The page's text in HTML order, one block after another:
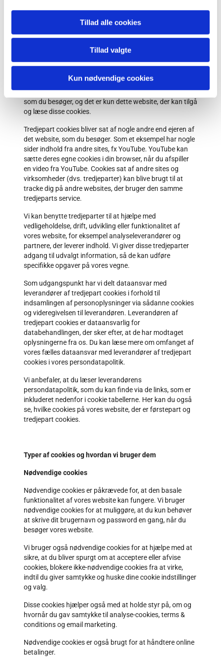
Tillad alle cookies
Tillad valgte
Kun nødvendige cookies
den tidshorisont, der er angivet i cookien. Du kan se det
specifikke udløbstidspunkt for hver permanent cookie
Hvad er forskellen mellem første- og tredjepart
Førstepart cookies er cookies, som bliver sat af websitet,
som du besøger, og det er kun dette website, der kan tilgå
og læse disse cookies.
Tredjepart cookies bliver sat af nogle andre end ejeren af
det website, som du besøger. Som et eksempel har nogle
sider indhold fra andre sites, fx YouTube. YouTube kan
sætte deres egne cookies i din browser, når du afspiller
en video fra YouTube. Cookies sat af andre sites og
virksomheder (dvs. tredjeparter) kan blive brugt til at
tracke dig på andre websites, der bruger den samme
tredjeparts service.
Vi kan benytte tredjeparter til at hjælpe med
vedligeholdelse, drift, udvikling eller funktionalitet af
vores website, for eksempel analyseleverandører og
partnere, der leverer indhold. Vi giver disse tredjeparter
adgang til udvalgt information, så de kan udføre
specifikke opgaver på vores vegne.
Som udgangspunkt har vi delt dataansvar med
leverandører af tredjepart cookies i forhold til
indsamlingen af personoplysninger via sådanne cookies
og videregivelsen til leverandøren. Leverandøren af
tredjepart cookies er dataansvarlig for
databehandlingen, der sker efter, at de har modtaget
oplysningerne fra os. Du kan læse mere om omfanget af
vores fælles dataansvar med leverandører af tredjepart
cookies i vores persondatapolitik.
Vi anbefaler, at du læser leverandørens
persondatapolitik, som du kan finde via de links, som er
inkluderet nedenfor i cookie tabellerne. Her kan du også
se, hvilke cookies på vores website, der er førstepart og
tredjepart cookies.
Typer af cookies og hvordan vi bruger dem
Nødvendige cookies
Nødvendige cookies er påkrævede for, at den basale
funktionalitet af vores website kan fungere. Vi bruger
nødvendige cookies for at muliggøre, at du kun behøver
at skrive dit brugernavn og password en gang, når du
besøger vores website.
Vi bruger også nødvendige cookies for at hjælpe med at
sikre, at du bliver spurgt om at acceptere eller afvise
cookies, blokere ikke-nødvendige cookies fra at virke,
indtil du giver samtykke og huske dine cookie indstillinger
og valg.
Disse cookies hjælper også med at holde styr på, om og
hvornår du gav samtykke til analyse-cookies, terms &
conditions og email marketing.
Nødvendige cookies er også brugt for at håndtere online
betalinger.